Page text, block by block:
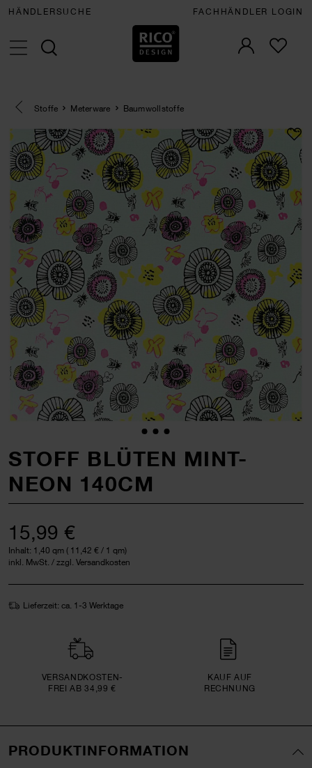
HÄNDLERSUCHE FACHHÄNDLER LOGIN
Eine Kategorie zurück navigieren
Stoffe Meterware Baumwollstoffe
STOFF BLÜTEN MINT-
NEON 140CM
15,99 €
Inhalt: 1,40 qm ( 11,42 € / 1 qm)
inkl. MwSt. / zzgl. Versandkosten
Lieferzeit: ca. 1-3 Werktage
VERSAND­KOSTEN­
FREI AB 34,99 €
KAUF AUF
RECHNUNG
PRODUKTINFORMATION